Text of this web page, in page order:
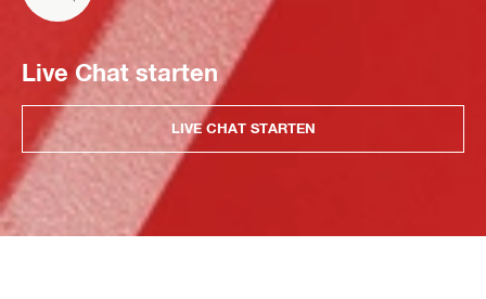
Live Chat starten
LIVE CHAT STARTEN